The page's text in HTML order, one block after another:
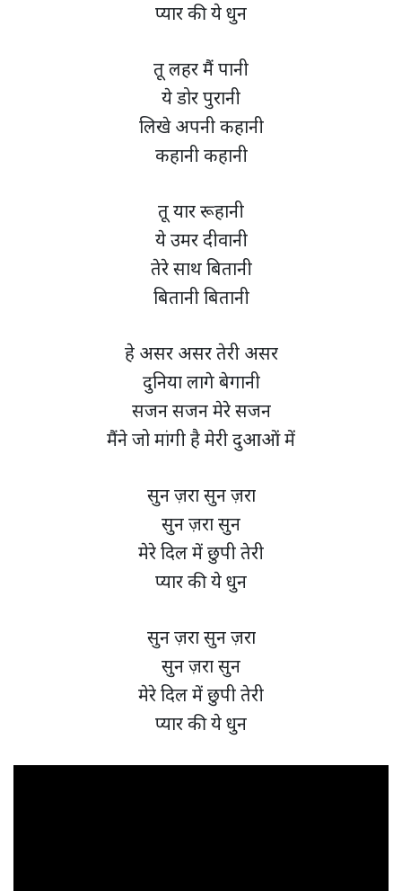
प्यार की ये धुन
तू लहर मैं पानी
ये डोर पुरानी
लिखे अपनी कहानी
कहानी कहानी
तू यार रूहानी
ये उमर दीवानी
तेरे साथ बितानी
बितानी बितानी
हे असर असर तेरी असर
दुनिया लागे बेगानी
सजन सजन मेरे सजन
मैंने जो मांगी है मेरी दुआओं में
सुन ज़रा सुन ज़रा
सुन ज़रा सुन
मेरे दिल में छुपी तेरी
प्यार की ये धुन
सुन ज़रा सुन ज़रा
सुन ज़रा सुन
मेरे दिल में छुपी तेरी
प्यार की ये धुन